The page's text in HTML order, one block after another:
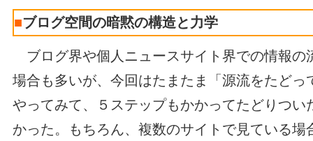
■ブログ空間の暗黙の構造と力学
ブログ界や個人ニュースサイト界での情報の
場合も多いが、今回はたまたま「源流をたどっ
やってみて、５ステップもかかってたどりつい
かった。もちろん、複数のサイトで見ている場